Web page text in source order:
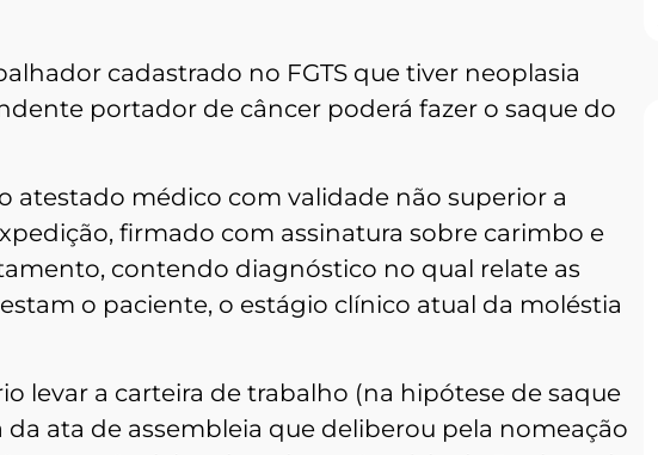
cadastrado no FGTS que tiver neoplasia
portador de câncer poderá fazer o saque do
atestado médico com validade não superior a
firmado com assinatura sobre carimbo e
contendo diagnóstico no qual relate as
o paciente, o estágio clínico atual da moléstia
levar a carteira de trabalho (na hipótese de saque
ata de assembleia que deliberou pela nomeação